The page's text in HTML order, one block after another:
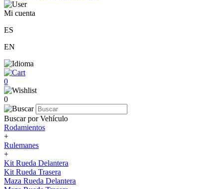
Mi cuenta
ES
EN
0
0
Buscar por Vehículo
Rodamientos
+
Rulemanes
+
Kit Rueda Delantera
Kit Rueda Trasera
Maza Rueda Delantera